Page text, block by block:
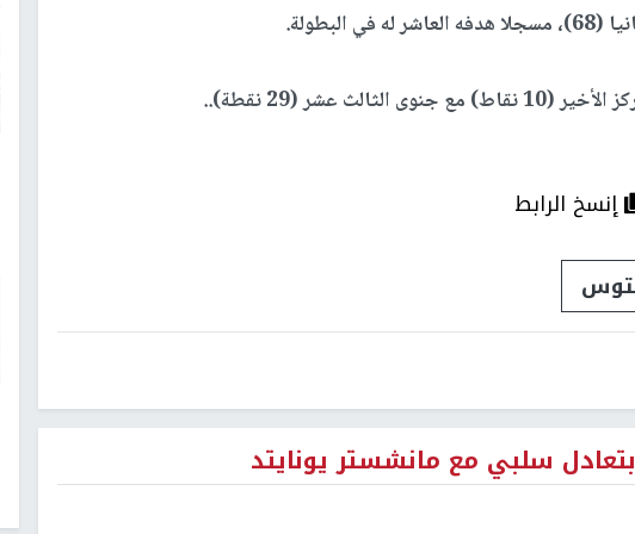
عشر (29 نقطة)..
إنسخ الرابط
سلبي مع مانشستر يونايتد